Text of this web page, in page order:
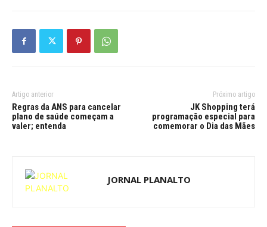
Artigo anterior
Regras da ANS para cancelar
plano de saúde começam a
valer; entenda
Próximo artigo
JK Shopping terá
programação especial para
comemorar o Dia das Mães
JORNAL PLANALTO